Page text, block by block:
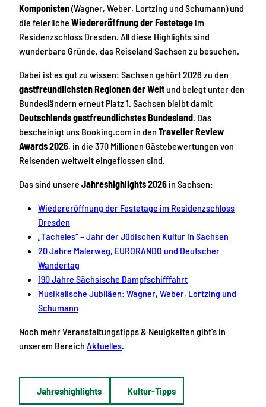
Komponisten(Wagner, Weber, Lortzing und Schumann) und
die feierliche Wiedereröffnung der Festetage im
Residenzschloss Dresden. All diese Highlights sind
wunderbare Gründe, das Reiseland Sachsen zu besuchen.
Dabei ist es gut zu wissen: Sachsen gehört 2026 zu den
gastfreundlichsten Regionen der Weltund belegt unter den
Bundesländern erneut Platz 1. Sachsen bleibt damit
Deutschlands gastfreundlichstes Bundesland . Das
bescheinigt uns Booking.com in den Traveller Review
Awards 2026, in die 370 Millionen Gästebewertungen von
Reisenden weltweit eingeflossen sind.
Das sind unsere Jahreshighlights 2026 in Sachsen:
Wiedereröffnung der Festetage im Residenzschloss
Dresden
„Tacheles“ – Jahr der Jüdischen Kultur in Sachsen
20 Jahre Malerweg, EURORANDO und Deutscher
Wandertag
190 Jahre Sächsische Dampfschifffahrt
Musikalische Jubiläen: Wagner, Weber, Lortzing und
Schumann
Noch mehr Veranstaltungstipps & Neuigkeiten gibt's in
unserem Bereich Aktuelles.
Jahreshighlights Kultur-Tipps